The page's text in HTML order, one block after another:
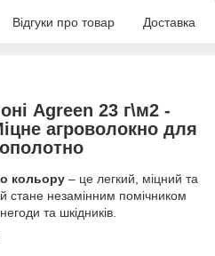
Відгуки про товар Доставка
Agreen 23 г\м2 -
агроволокно для
кольору – це легкий, міцний та
стане незамінним помічником
та шкідників.